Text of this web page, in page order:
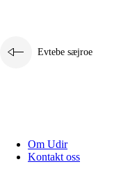
Evtebe sæjroe
Om Udir
Kontakt oss